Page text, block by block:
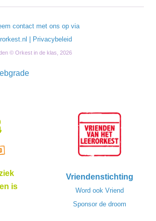
is
Vriendenstichting
Word ook Vriend
Sponsor de droom
contact met ons op via
Privacybeleid
© Orkest in de klas, 2026